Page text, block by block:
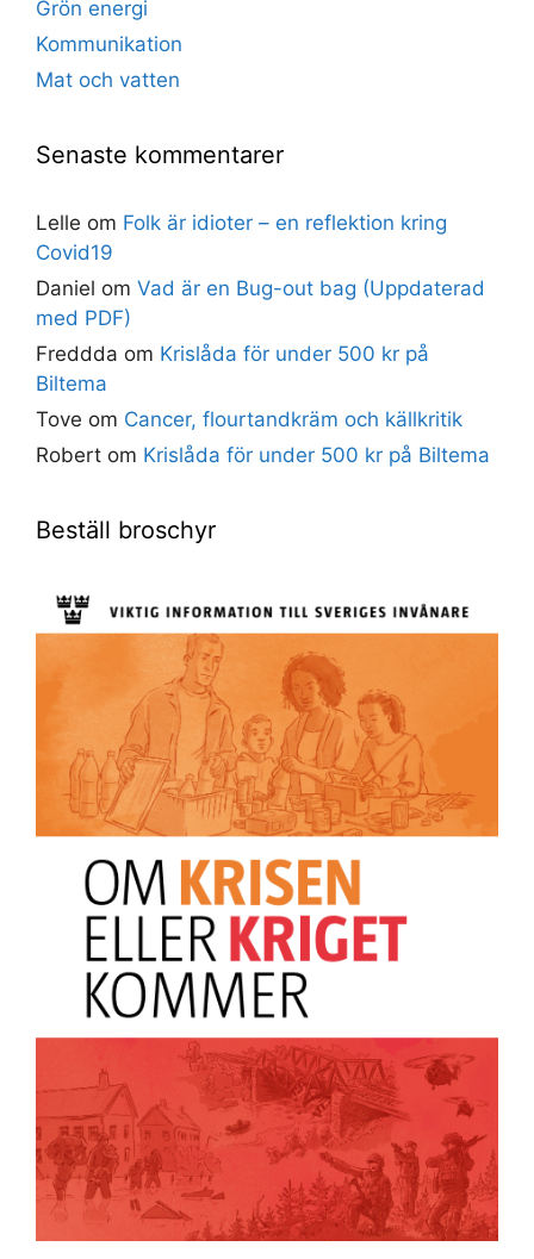
Grön energi
Kommunikation
Mat och vatten
Senaste kommentarer
Lelle om Folk är idioter – en reflektion kring
Covid19
Daniel om Vad är en Bug-out bag (Uppdaterad
med PDF)
Freddda om Krislåda för under 500 kr på
Biltema
Tove om Cancer, flourtandkräm och källkritik
Robert om Krislåda för under 500 kr på Biltema
Beställ broschyr